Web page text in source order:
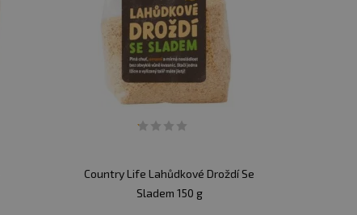
Country Life Lahůdkové Droždí Se
Sladem 150 g